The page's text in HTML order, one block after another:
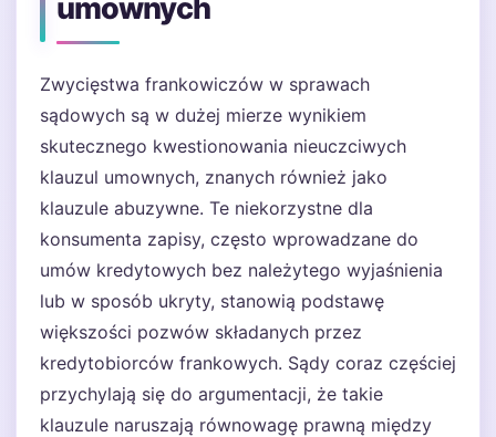
umownych
Zwycięstwa frankowiczów w sprawach
sądowych są w dużej mierze wynikiem
skutecznego kwestionowania nieuczciwych
klauzul umownych, znanych również jako
klauzule abuzywne. Te niekorzystne dla
konsumenta zapisy, często wprowadzane do
umów kredytowych bez należytego wyjaśnienia
lub w sposób ukryty, stanowią podstawę
większości pozwów składanych przez
kredytobiorców frankowych. Sądy coraz częściej
przychylają się do argumentacji, że takie
klauzule naruszają równowagę prawną między